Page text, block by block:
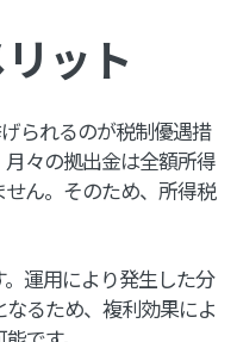
ット
られるのが税制優遇措
々の拠出金は全額所得
ん。そのため、所得税
運用により発生した分
るため、複利効果によ